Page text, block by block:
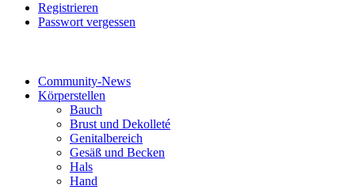
Registrieren
Passwort vergessen
Community-News
Körperstellen
Bauch
Brust und Dekolleté
Genitalbereich
Gesäß und Becken
Hals
Hand